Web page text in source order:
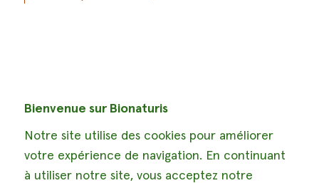
Bienvenue sur Bionaturis
Notre site utilise des cookies pour améliorer
votre expérience de navigation. En continuant
à utiliser notre site, vous acceptez notre